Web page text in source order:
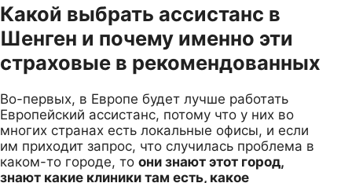
Какой выбрать ассистанс в
Шенген и почему именно эти
страховые в рекомендованных
Во-первых, в Европе будет лучше работать
Европейский ассистанс, потому что у них во
многих странах есть локальные офисы, и если
им приходит запрос, что случилась проблема в
каком-то городе, то они знают этот город,
знают какие клиники там есть, какое